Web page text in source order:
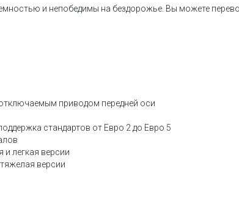
и непобедимы на бездорожье. Вы можете
приводом передней оси
стандартов от Евро 2 до Евро 5
легкая версии
версии